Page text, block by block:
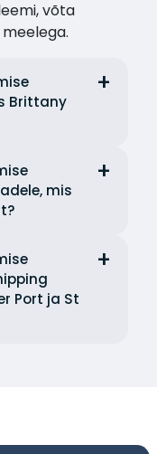
võta
Brittany
mis
Port ja St